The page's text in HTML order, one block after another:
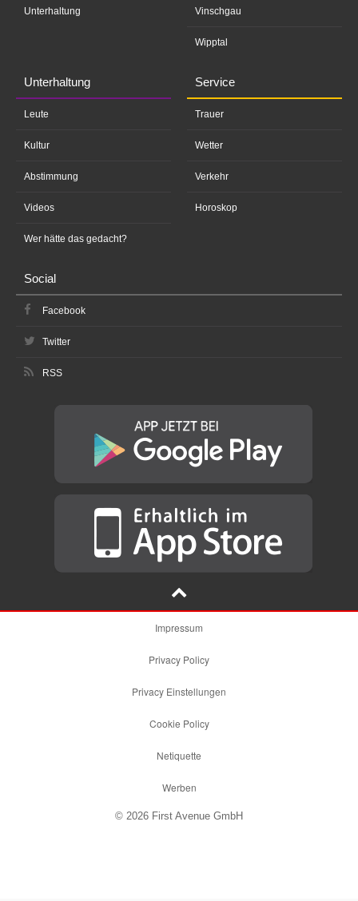
Unterhaltung Vinschgau
Wipptal
Unterhaltung
Leute
Kultur
Abstimmung
Videos
Wer hätte das gedacht?
Service
Trauer
Wetter
Verkehr
Horoskop
Social
Facebook
Twitter
RSS
Impressum
Privacy Policy
Privacy Einstellungen
Cookie Policy
Netiquette
Werben
© 2026 First Avenue GmbH